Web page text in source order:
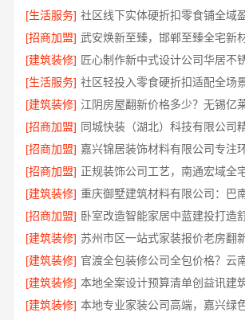
[生活服务]
[招商加盟]
[建筑装修] 匠心制作新中式设计公司华居不
[生活服务]
[建筑装修]
[招商加盟]
[招商加盟] 嘉兴锦居装饰材料有限公司专注
[招商加盟]
[建筑装修]
[招商加盟] 卧室改造智能家居中蓝建投打造
[建筑装修] 苏州市区一站式家装报价老房翻
[建筑装修]
[建筑装修] 本地全案设计预算清单创益讯建
[建筑装修]